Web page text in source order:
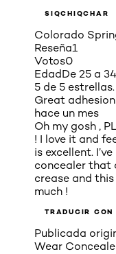
SIQCHIQCHAR
Colorado
Reseña1
Votos0
EdadDe 25 a 34
5 de 5 estrellas.
Great
hace un mes
Oh my gosh ,
! I love it and
is excellent.
concealer that
crease and
much !
TRADUCIR CON
Publicada
Wear